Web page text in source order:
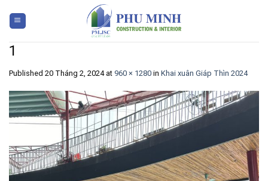
content
1
Published 20 Tháng 2, 2024at 960 × 1280 in Khai xuân Giáp Thìn 2024